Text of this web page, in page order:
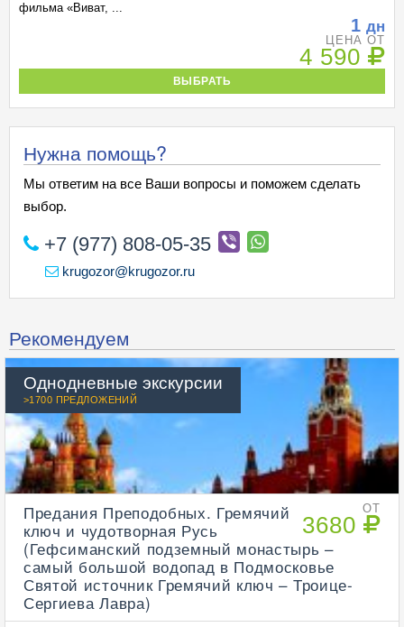
фильма «Виват, ...
1 дн
ЦЕНА ОТ
4 590
ВЫБРАТЬ
Нужна помощь?
Мы ответим на все Ваши вопросы и поможем сделать
выбор.
+7 (977) 808-05-35
krugozor@krugozor.ru
Рекомендуем
Однодневные экскурсии
>1700 ПРЕДЛОЖЕНИЙ
ОТ
3680
Предания Преподобных. Гремячий
ключ и чудотворная Русь
(Гефсиманский подземный монастырь –
самый большой водопад в Подмосковье
Святой источник Гремячий ключ – Троице-
Сергиева Лавра)